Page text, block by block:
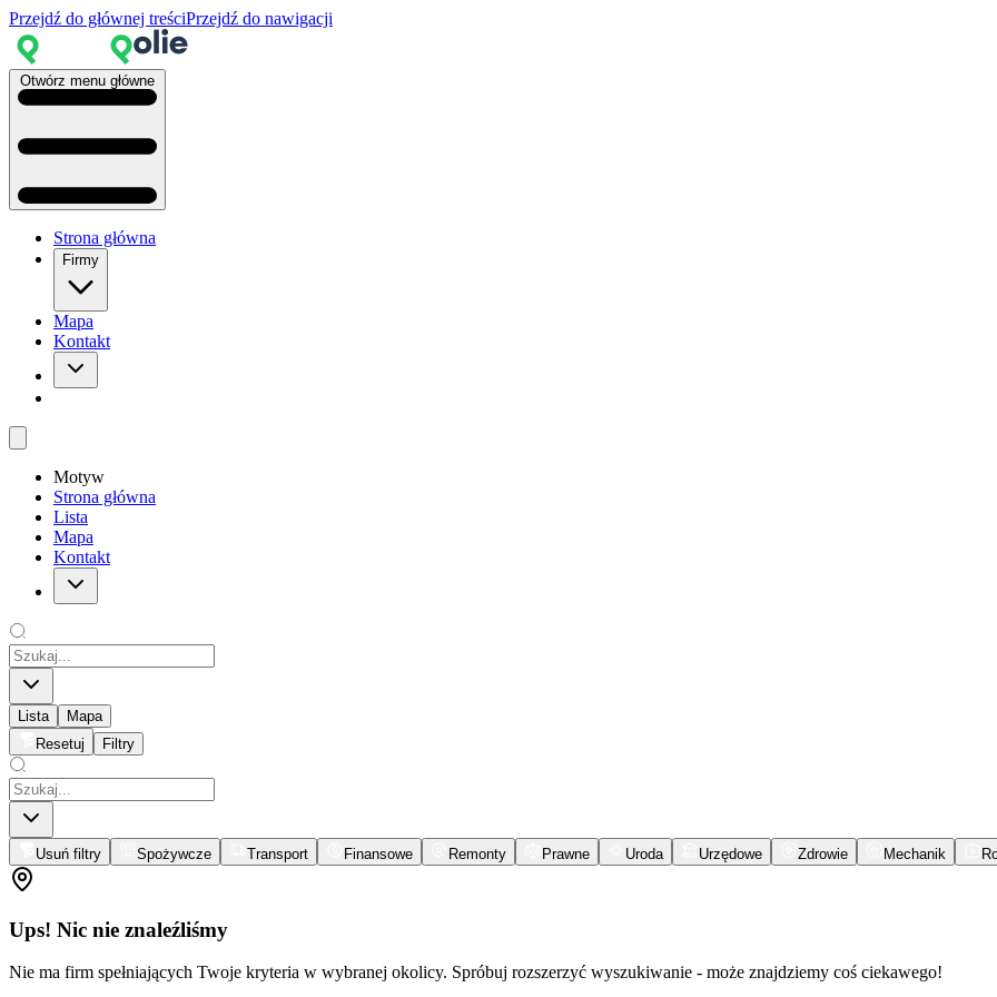
Przejdź do głównej treściPrzejdź do nawigacji
Otwórz menu główne
Strona główna
Firmy
Mapa
Kontakt
Motyw
Strona główna
Lista
Mapa
Kontakt
Lista
Mapa
Resetuj
Filtry
Usuń filtry Spożywcze Transport Finansowe Remonty Prawne Uroda Urzędowe Zdrowie Mechanik
Ups! Nic nie znaleźliśmy
Nie ma firm spełniających Twoje kryteria w wybranej okolicy. Spróbuj rozszerzyć wyszukiwanie - może znajdziemy coś ciekawego!